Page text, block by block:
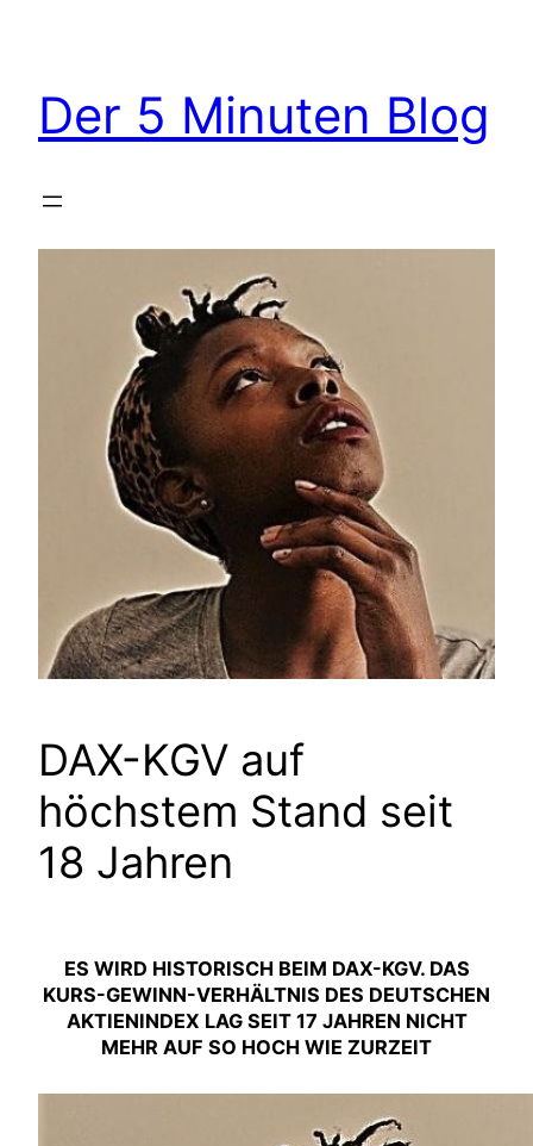
Der 5 Minuten Blog
DAX-KGV auf
höchstem Stand seit
18 Jahren
ES WIRD HISTORISCH BEIM DAX-KGV. DAS
KURS-GEWINN-VERHÄLTNIS DES DEUTSCHEN
AKTIENINDEX LAG SEIT 17 JAHREN NICHT
MEHR AUF SO HOCH WIE ZURZEIT